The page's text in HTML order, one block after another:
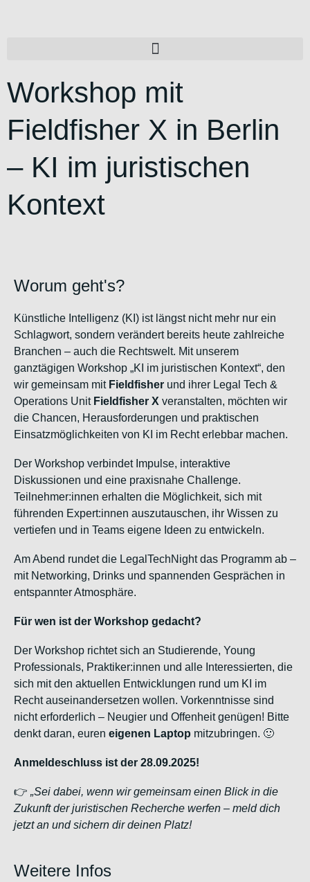
Workshop mit
Fieldfisher X in Berlin
– KI im juristischen
Kontext
Worum geht's?
Künstliche Intelligenz (KI) ist längst nicht mehr nur ein
Schlagwort, sondern verändert bereits heute zahlreiche
Branchen – auch die Rechtswelt. Mit unserem
ganztägigen Workshop „KI im juristischen Kontext“, den
wir gemeinsam mit Fieldfisher und ihrer Legal Tech &
Operations UnitFieldfisher X veranstalten, möchten wir
die Chancen, Herausforderungen und praktischen
Einsatzmöglichkeiten von KI im Recht erlebbar machen.
Der Workshop verbindet Impulse, interaktive
Diskussionen und eine praxisnahe Challenge.
Teilnehmer:innen erhalten die Möglichkeit, sich mit
führenden Expert:innen auszutauschen, ihr Wissen zu
vertiefen und in Teams eigene Ideen zu entwickeln.
Am Abend rundet die LegalTechNight das Programm ab –
mit Networking, Drinks und spannenden Gesprächen in
entspannter Atmosphäre.
Für wen ist der Workshop gedacht?
Der Workshop richtet sich an Studierende, Young
Professionals, Praktiker:innen und alle Interessierten, die
sich mit den aktuellen Entwicklungen rund um KI im
Recht auseinandersetzen wollen. Vorkenntnisse sind
nicht erforderlich – Neugier und Offenheit genügen! Bitte
denkt daran, euren eigenen Laptop mitzubringen. 🙂
Anmeldeschluss ist der 28.09.2025!
👉 „Sei dabei, wenn wir gemeinsam einen Blick in die
Zukunft der juristischen Recherche werfen – meld dich
jetzt an und sichern dir deinen Platz!
Weitere Infos